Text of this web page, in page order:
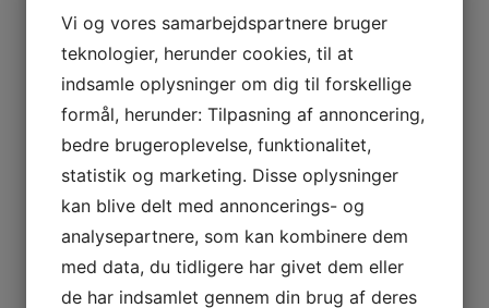
Job og klinikker til salg
Fodens Dag
Studerende
Studiemedlemskab
Medlemsfordele for studerende
Dit første job
Historien bag emblemet
Om os
Danske Fodterapeuter
Om foreningen
Vores historie
Bestyrelsen
Medarbejdere
Vi og vores samarbejdspartnere bruger
teknologier, herunder cookies, til at
indsamle oplysninger om dig til forskellige
formål, herunder: Tilpasning af annoncering,
bedre brugeroplevelse, funktionalitet,
statistik og marketing. Disse oplysninger
kan blive delt med annoncerings- og
analysepartnere, som kan kombinere dem
med data, du tidligere har givet dem eller
de har indsamlet gennem din brug af deres